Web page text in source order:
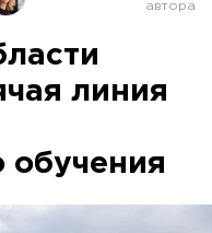
линия
обучения